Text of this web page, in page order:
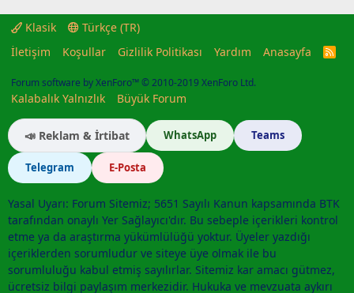
Klasik
Türkçe (TR)
İletişim
Koşullar Gizlilik Politikası Yardım Anasayfa
R
Forum software by XenForo™© 2010-2019 XenForo Ltd.
Kalabalık Yalnızlık Büyük Forum
📣 Reklam & İrtibat WhatsApp Teams
Telegram E-Posta
Yasal Uyarı: Forum Sitemiz; 5651 Sayılı Kanun kapsamında BTK
tarafından onaylı Yer Sağlayıcı'dır. Bu sebeple içerikleri kontrol
etme ya da araştırma yükümlülüğü yoktur. Üyeler yazdığı
içeriklerden sorumludur ve siteye üye olmak ile bu
sorumluluğu kabul etmiş sayılırlar. Sitemiz kar amacı gütmez,
ücretsiz bilgi paylaşım merkezidir. Hukuka ve mevzuata aykırı